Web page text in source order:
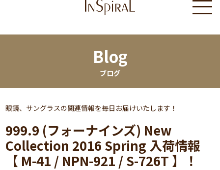
Blog
ブログ
眼鏡、サングラスの関連情報を毎日お届けいたします！
999.9 (フォーナインズ) New
Collection 2016 Spring 入荷情報
【 M-41 / NPN-921 / S-726T 】！